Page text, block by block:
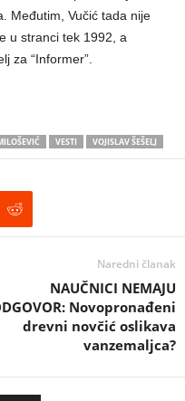
Međutim, Vučić tada nije
u stranci tek 1992, a
za “Informer”.
VESTI VOJISLAV ŠEŠELJ
Naredni članak
NAUČNICI NEMAJU
Novopronađeni
drevni novčić oslikava
vanzemaljca?